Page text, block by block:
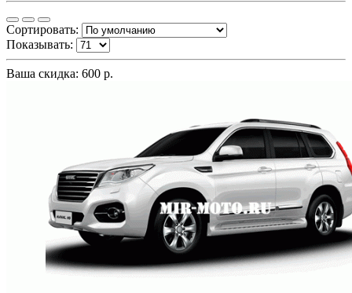
Сортировать:
Показывать:
Ваша скидка: 600 р.